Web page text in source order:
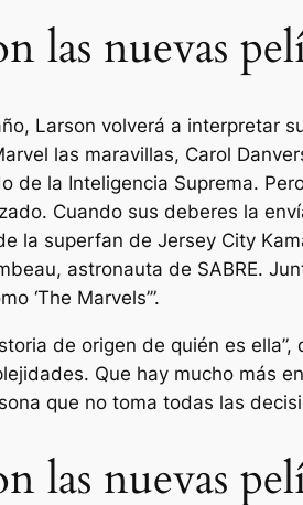
las nuevas
Larson volverá a interpretar
las maravillas, Carol
de la Inteligencia Suprema.
Cuando sus deberes la
la superfan de Jersey City
astronauta de SABRE.
‘The Marvels’”.
de origen de quién es
Que hay mucho más
que no toma todas las
las nuevas